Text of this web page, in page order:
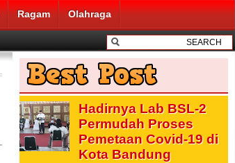
Ragam Olahraga
Hadirnya Lab BSL-2
Permudah Proses
Pemetaan Covid-19 di
Kota Bandung